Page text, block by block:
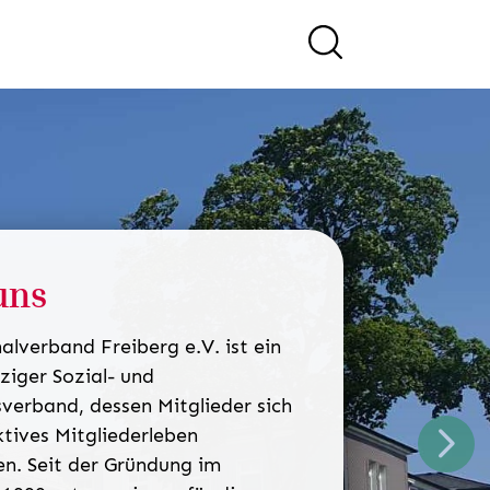
Freiberg e.V. ist ein
Sozial- und
dessen Mitglieder sich
Mitgliederleben
Seit der Gründung im